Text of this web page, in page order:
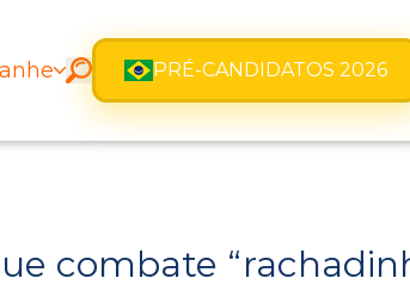
PRÉ-CANDIDATOS 2026
combate